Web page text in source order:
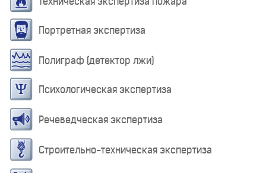
Портретная экспертиза
Полиграф (детектор лжи)
Психологическая экспертиза
Речеведческая экспертиза
Строительно-техническая экспертиза